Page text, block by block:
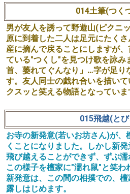
014土筆(つく
男が友人を誘って野遊山(ピクニ
原に到着した二人は足元にたく
産に摘んで戻ることにしますが
ている"つくし"を見つけ歌を詠み
首、萎れてぐんなり」…字が足り
す。友人同士の戯れ合いを描い
クスッと笑える物語となっていま
015飛越(と
お寺の新発意(若いお坊さん)が、
くことになりました。しかし新
飛び越えることができず、ずぶ濡
この様子を檀家に"濡れ鼠"と笑わ
新発意は、この間の相撲での、
露しはじめます。